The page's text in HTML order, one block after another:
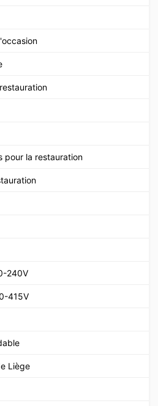
pour la restauration
240V
415V
Liège